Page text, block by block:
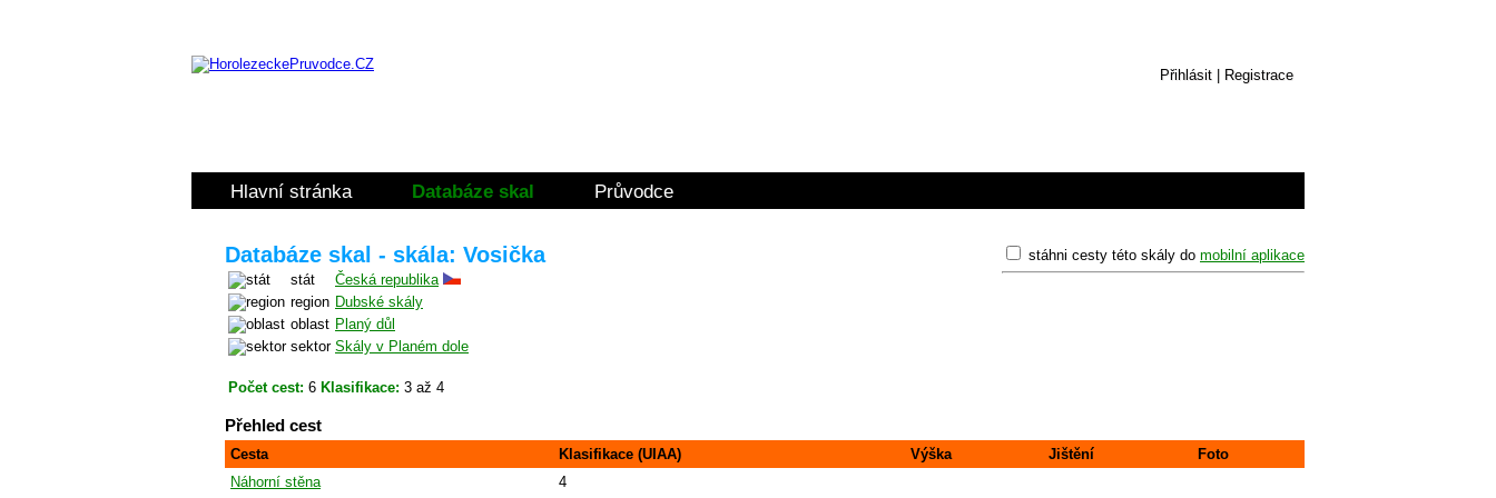
Přihlásit Registrace
Hlavní stránka Databáze skal Průvodce
stáhni cesty této skály do mobilní aplikace
Databáze skal - skála: Vosička
stát
Česká republika
region Dubské skály
oblast Planý důl
sektor Skály v Planém dole
Počet cest: 6 Klasifikace: 3 až 4
Přehled cest
Cesta Klasifikace (UIAA) Výška Jištění
Foto
Náhorní stěna
4